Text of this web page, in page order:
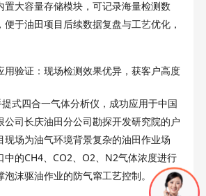
置大容量存储模块，可记录海量检测数
于油田项目后续数据复盘与工艺优化，
用验证：现场检测效果优异，获客户高度
提式四合一气体分析仪，成功应用于中国
公司长庆油田分公司勘探开发研究院的户
现场为油气环境背景复杂的油田作业场
中的CH4、 CO2 O2 N2气体浓度进行
沫驱油作业的防气窜工艺控制。